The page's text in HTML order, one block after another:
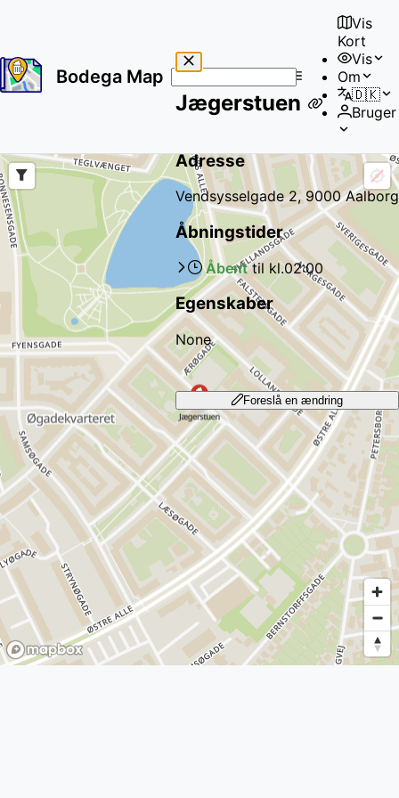
Bodega Map
No
results
Vis
Kort
Vis
Om
🇩🇰
Bruger
Jægerstuen
Adresse
Vendsysselgade 2, 9000 Aalborg
Åbningstider
Åbenttil kl.02:00
Egenskaber
None
Foreslå en ændring